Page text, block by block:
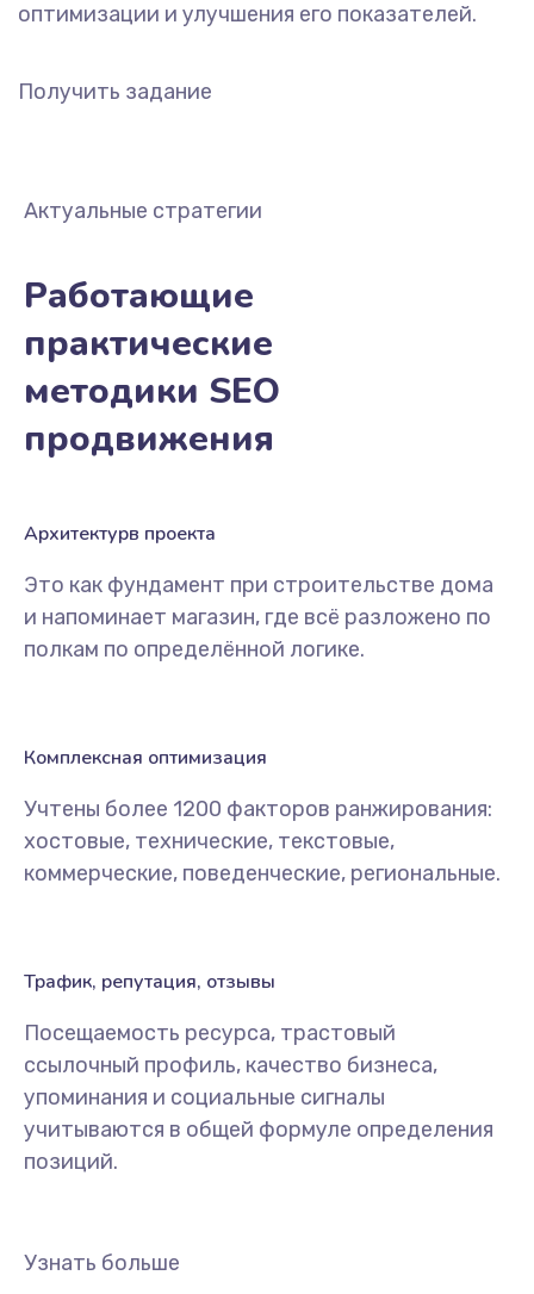
оптимизации и улучшения его показателей.
Получить задание
Актуальные стратегии
Работающие
практические
методики SEO
продвижения
Архитектурв проекта
Это как фундамент при строительстве дома
и напоминает магазин, где всё разложено по
полкам по определённой логике.
Комплексная оптимизация
Учтены более 1200 факторов ранжирования:
хостовые, технические, текстовые,
коммерческие, поведенческие, региональные.
Трафик, репутация, отзывы
Посещаемость ресурса, трастовый
ссылочный профиль, качество бизнеса,
упоминания и социальные сигналы
учитываются в общей формуле определения
позиций.
Узнать больше